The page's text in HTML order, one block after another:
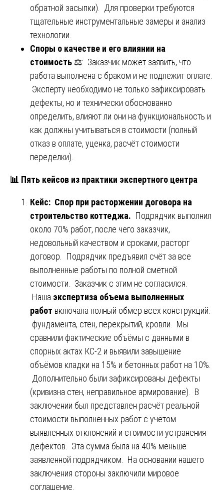
обратной засыпки). Для проверки требуются
тщательные инструментальные замеры и анализ
технологии.
Споры о качестве и его влиянии на
стоимость ⚖️: Заказчик может заявить, что
работа выполнена с браком и не подлежит оплате.
Эксперту необходимо не только зафиксировать
дефекты, но и технически обоснованно
определить, влияют ли они на функциональность и
как должны учитываться в стоимости (полный
отказ в оплате, уценка, расчёт стоимости
переделки).
📊 Пять кейсов из практики экспертного центра
Кейс: Спор при расторжении договора на
строительство коттеджа. Подрядчик выполнил
около 70% работ, после чего заказчик,
недовольный качеством и сроками, расторг
договор. Подрядчик предъявил счёт за все
выполненные работы по полной сметной
стоимости. Заказчик с этим не согласился.
Наша экспертиза объема выполненных
работ включала полный обмер всех конструкций:
фундамента, стен, перекрытий, кровли. Мы
сравнили фактические объёмы с данными в
спорных актах КС-2 и выявили завышение
объёмов кладки на 15% и бетонных работ на 10%.
Дополнительно были зафиксированы дефекты
(кривизна стен, неправильное армирование). В
заключении был представлен расчёт реальной
стоимости выполненных работ с учётом
выявленных отклонений и стоимости устранения
дефектов. Эта сумма была на 40% меньше
заявленной подрядчиком. На основании нашего
заключения стороны заключили мировое
соглашение.